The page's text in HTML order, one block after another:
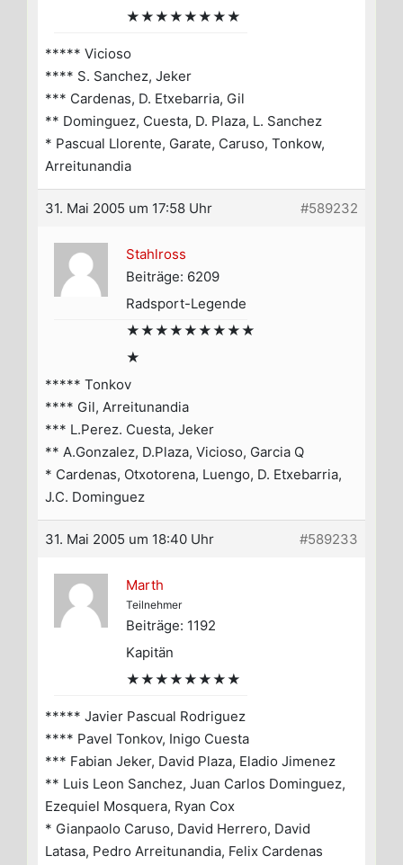
★★★★★★★★
***** Vicioso
**** S. Sanchez, Jeker
*** Cardenas, D. Etxebarria, Gil
** Dominguez, Cuesta, D. Plaza, L. Sanchez
* Pascual Llorente, Garate, Caruso, Tonkow,
Arreitunandia
31. Mai 2005 um 17:58 Uhr #589232
Stahlross
Beiträge: 6209
Radsport-Legende
★★★★★★★★★
★
***** Tonkov
**** Gil, Arreitunandia
*** L.Perez. Cuesta, Jeker
** A.Gonzalez, D.Plaza, Vicioso, Garcia Q
* Cardenas, Otxotorena, Luengo, D. Etxebarria,
J.C. Dominguez
31. Mai 2005 um 18:40 Uhr #589233
Marth
Teilnehmer
Beiträge: 1192
Kapitän
★★★★★★★★
***** Javier Pascual Rodriguez
**** Pavel Tonkov, Inigo Cuesta
*** Fabian Jeker, David Plaza, Eladio Jimenez
** Luis Leon Sanchez, Juan Carlos Dominguez,
Ezequiel Mosquera, Ryan Cox
* Gianpaolo Caruso, David Herrero, David
Latasa, Pedro Arreitunandia, Felix Cardenas